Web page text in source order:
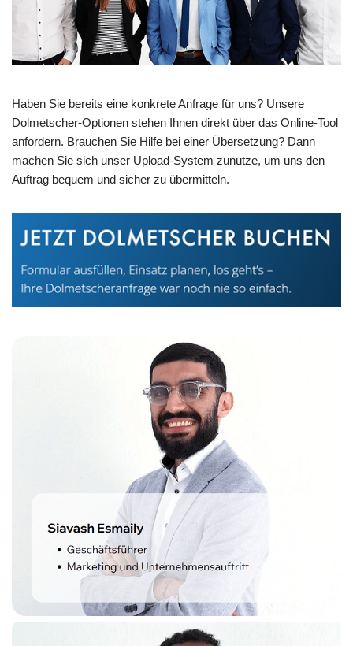
Haben Sie bereits eine konkrete Anfrage für uns? Unsere
Dolmetscher-Optionen stehen Ihnen direkt über das Online-Tool
anfordern. Brauchen Sie Hilfe bei einer Übersetzung? Dann
machen Sie sich unser Upload-System zunutze, um uns den
Auftrag bequem und sicher zu übermitteln.